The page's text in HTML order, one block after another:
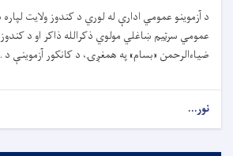
د آزموینو عمومي ادارې له لوري د کندوز ولایت لپاره
عمومي سرټیم ښاغلي مولوي ذکرالله ذاکر او د کندوز
ضیاءالرحمن «بسام» په همغږۍ، د کانکور آزموینې د
نور...